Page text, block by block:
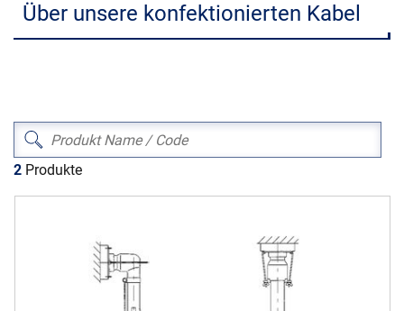
Referenzen
Presse & Events
Über uns
Unsere Geschichte
Über unsere konfektionierten Kabel
2 Produkte